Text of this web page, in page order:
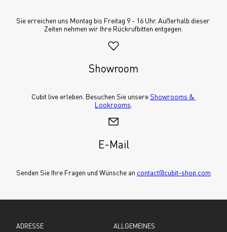
Sie erreichen uns Montag bis Freitag 9 - 16 Uhr. Außerhalb dieser
Zeiten nehmen wir Ihre Rückrufbitten entgegen.
Showroom
Cubit live erleben. Besuchen Sie unsere Showrooms &
Lookrooms
E-Mail
Senden Sie Ihre Fragen und Wünsche an contact@cubit-shop.com
ADRESSE ALLGEMEINES